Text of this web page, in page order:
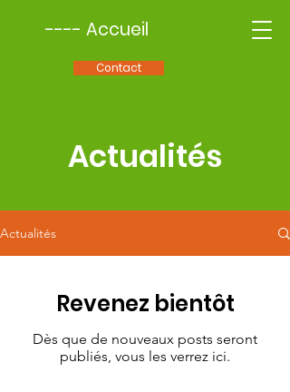
---- Accueil
Contact
Actualités
Actualités
Revenez bientôt
Dès que de nouveaux posts seront
publiés, vous les verrez ici.